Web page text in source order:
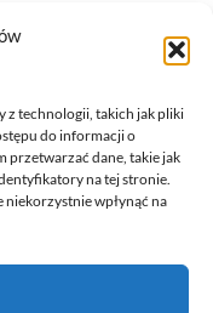
z technologii, takich jak pliki
do informacji o
przetwarzać dane, takie jak
na tej stronie.
wpłynąć na
zęby
moda, zdrowie)